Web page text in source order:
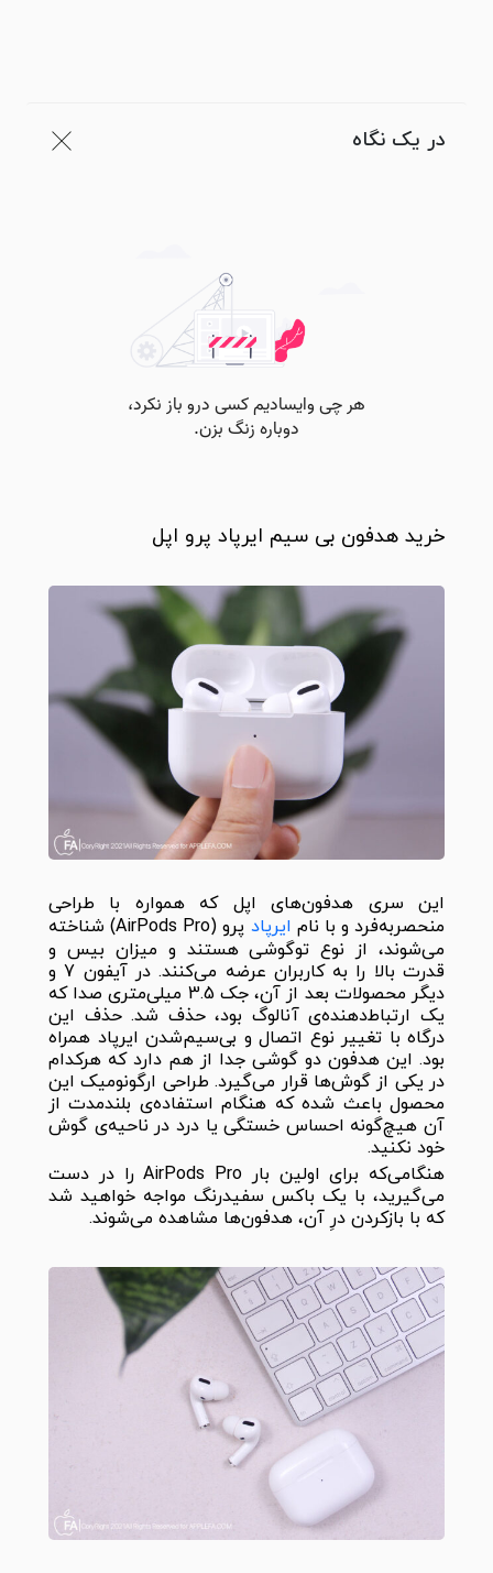
در یک نگاه
خرید هدفون بی سیم ایرپاد پرو اپل
این سری هدفون‌های اپل که همواره با طراحی
منحصربه‌فرد و با نام ایرپاد
پرو (AirPods Pro) شناخته
می‌شوند، از نوع توگوشی هستند و میزان بیس و
قدرت بالا را به کاربران عرضه می‌کنند. در آیفون 7 و
دیگر محصولات بعد از آن، جک 3.5 میلی‌متری صدا که
یک ارتباط‌دهنده‌ی آنالوگ بود، حذف شد. حذف این
درگاه با تغییر نوع اتصال و بی‌سیم‌شدن ایرپاد همراه
بود. این هدفون دو گوشی جدا از هم دارد که هرکدام
در یکی از گوش‌ها قرار می‌گیرد. طراحی ارگونومیک این
محصول باعث شده که هنگام استفاده‌ی بلندمدت از
آن هیچ‌گونه احساس خستگی یا درد در ناحیه‌ی گوش
خود نکنید.
هنگامی‌که برای اولین بار AirPods Pro را در دست
می‌گیرید، با یک باکس سفیدرنگ مواجه خواهید شد
که با بازکردن درِ آن، هدفون‌ها مشاهده می‌شوند.